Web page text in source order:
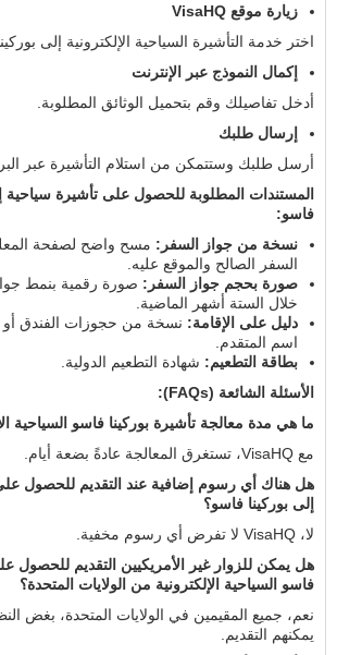
زيارة موقع VisaHQ
اختر خدمة التأشيرة السياحية الإلكترونية إلى
إكمال النموذج عبر الإنترنت
أدخل تفاصيلك وقم بتحميل الوثائق المطلوبة.
إرسال طلبك
أرسل طلبك وستتمكن من استلام التأشيرة عبر
المستندات المطلوبة للحصول على تأشيرة سياحية
فاسو:
نسخة من جواز السفر: مسح واضح لصفحة
السفر الصالح والموقع عليه.
صورة بحجم جواز السفر: صورة رقمية بنمط
خلال الستة أشهر الماضية.
دليل على الإقامة: نسخة من حجوزات الفندق أو
اسم المتقدم.
بطاقة التطعيم: شهادة التطعيم الدولية.
الأسئلة الشائعة (FAQs):
ما هي مدة معالجة تأشيرة بوركينا فاسو السياحية
مع VisaHQ، تستغرق المعالجة عادةً بضعة أيام.
هل هناك أي رسوم إضافية عند التقديم للحصول على
إلى بوركينا فاسو؟
لا، VisaHQ لا تفرض أي رسوم مخفية.
هل يمكن للزوار غير الأمريكيين التقديم للحصول
فاسو السياحية الإلكترونية من الولايات المتحدة؟
نعم، جميع المقيمين في الولايات المتحدة، بغض
يمكنهم التقديم.